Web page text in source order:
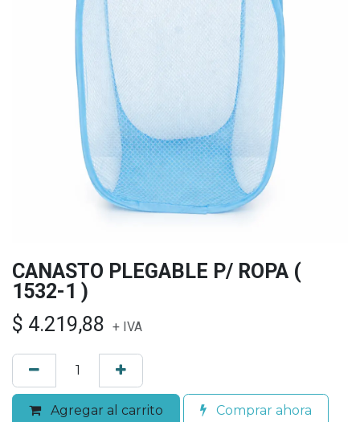
CANASTO PLEGABLE P/ ROPA (
1532-1 )
$ 4.219,88 + IVA
Agregar al carrito Comprar ahora